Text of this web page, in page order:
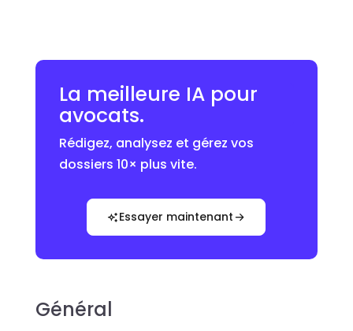
La meilleure IA pour
avocats.
Rédigez, analysez et gérez vos
dossiers 10× plus vite.
Essayer maintenant
Général